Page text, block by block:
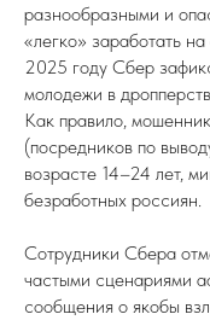
разнообразными и
«легко» заработать
2025 году Сбер
молодежи в
Как правило,
(посредников по
возрасте 14–24 лет,
безработных россиян.
Сотрудники Сбера
частыми сценариями
сообщения о якобы